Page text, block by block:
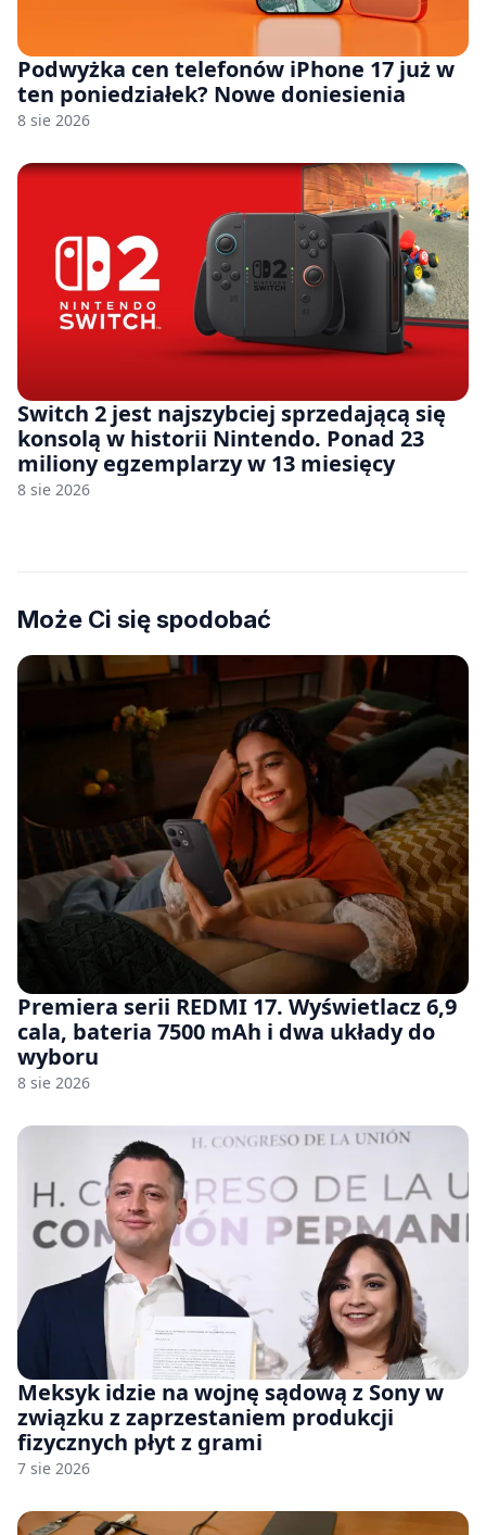
Podwyżka cen telefonów iPhone 17 już w
ten poniedziałek? Nowe doniesienia
8 sie 2026
Switch 2 jest najszybciej sprzedającą się
konsolą w historii Nintendo. Ponad 23
miliony egzemplarzy w 13 miesięcy
8 sie 2026
Może Ci się spodobać
Premiera serii REDMI 17. Wyświetlacz 6,9
cala, bateria 7500 mAh i dwa układy do
wyboru
8 sie 2026
Meksyk idzie na wojnę sądową z Sony w
związku z zaprzestaniem produkcji
fizycznych płyt z grami
7 sie 2026